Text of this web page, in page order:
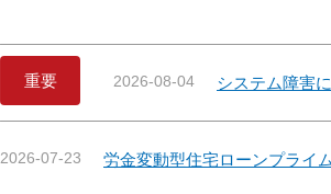
重要 2026-08-04 システム障害
2026-07-23 労金変動型住宅ローンプライ